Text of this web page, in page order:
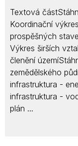
Textová
Koordinační
prospěšných
Výkres širších
členění
zemědělského
infrastruktura -
infrastruktura -
plán ...